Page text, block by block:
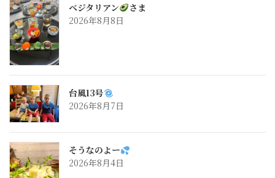
ベジタリアン
さま
2026年8月8日
台風13号
2026年8月7日
そうなのよー
2026年8月4日